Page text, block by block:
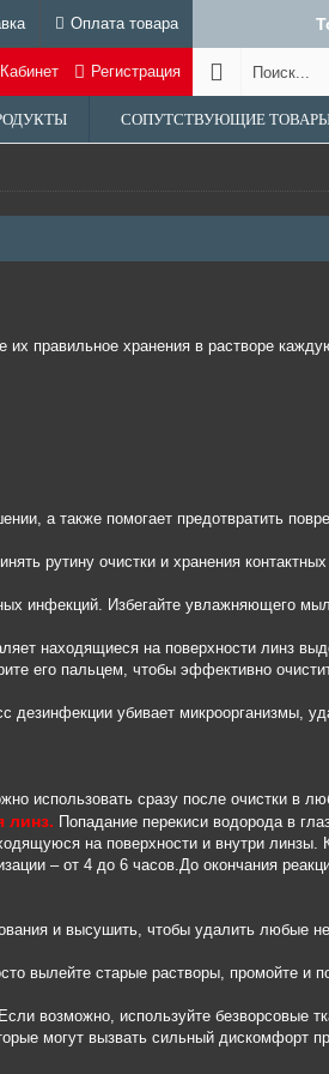
Оплата товара
Кабинет Регистрация
СОПУТСТВУЮЩИЕ
правильное хранения в растворе
а также помогает предотвратить
рутину очистки и хранения
инфекций. Избегайте увлажняющего
находящиеся на поверхности линз
его пальцем, чтобы эффективно
дезинфекции убивает микроорганизмы,
использовать сразу после очистки в
линз. Попадание перекиси водорода в
на поверхности и внутри линзы.
– от 4 до 6 часов.До окончания
и высушить, чтобы удалить любые
вылейте старые растворы, промойте и
возможно, используйте безворсовые
могут вызвать сильный дискомфорт